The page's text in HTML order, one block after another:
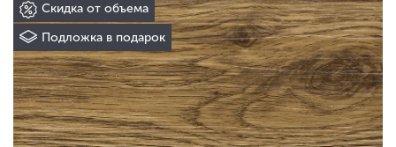
Скидка от объема
Подложка в подарок